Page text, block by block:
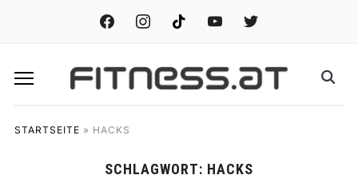
facebook instagramtiktok youtube twitter
STARTSEITE » HACKS
SCHLAGWORT: HACKS